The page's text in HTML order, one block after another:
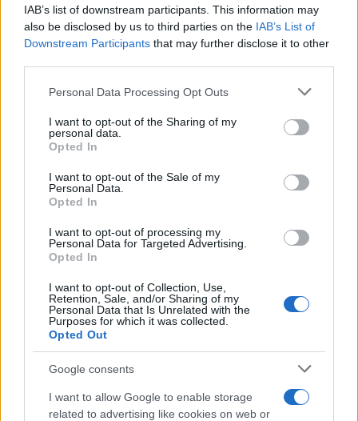
IAB’s list of downstream participants. This information may
also be disclosed by us to third parties on the IAB’s List of
Downstream Participants that may further disclose it to other
Please note that this website/app uses one or more Google
not limited to your visit or usage behaviour. You may click to
grant or deny consent to Google and its third-party tags to
use your data for below specified purposes in below Google
consent section.
Personal Data Processing Opt Outs
I want to opt-out of the Sharing of my
personal data.
Opted In
I want to opt-out of the Sale of my
Personal Data.
Opted In
I want to opt-out of processing my
Personal Data for Targeted Advertising.
Opted In
I want to opt-out of Collection, Use,
Retention, Sale, and/or Sharing of my
Personal Data that Is Unrelated with the
Purposes for which it was collected.
Opted Out
Google consents
I want to allow Google to enable storage
related to advertising like cookies on web or
TEMI: Il Mattacchione Olbia Ristorante Olbia
Notizie in tempo reale?
GalluraOggi.it
i tuoi video e le tue foto
Su WhatsApp al numero +39
Ricevi le nostre ultime news
daGoogle News